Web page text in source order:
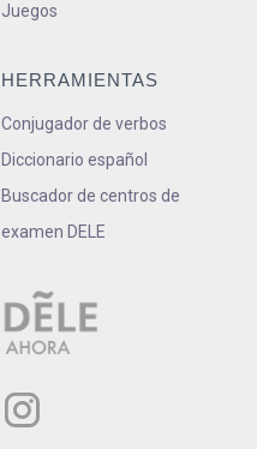
Juegos
HERRAMIENTAS
Conjugador de verbos
Diccionario español
Buscador de centros de
examen DELE